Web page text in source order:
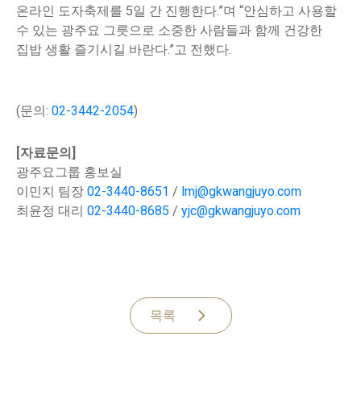
온라인 도자축제를 5일 간 진행한다.”며 “안심하고 사용할
수 있는 광주요 그릇으로 소중한 사람들과 함께 건강한
집밥 생활 즐기시길 바란다.”고 전했다.
(문의: 02-3442-2054)
[자료문의]
광주요그룹 홍보실
이민지 팀장 02-3440-8651 / lmj@gkwangjuyo.com
최윤정 대리 02-3440-8685 / yjc@gkwangjuyo.com
목록